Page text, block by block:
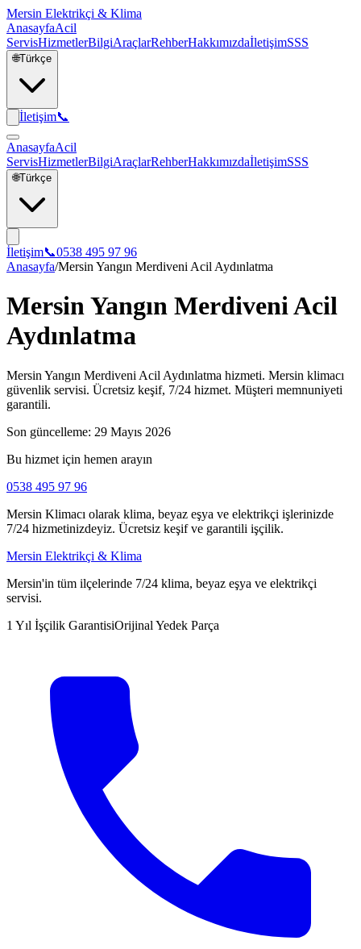
Mersin Elektrikçi & Klima
AnasayfaAcil
ServisHizmetlerBilgiAraçlarRehberHakkımızdaİletişimSSS
🌐Türkçe
İletişim📞
AnasayfaAcil
ServisHizmetlerBilgiAraçlarRehberHakkımızdaİletişimSSS
🌐Türkçe
İletişim📞0538 495 97 96
Anasayfa/Mersin Yangın Merdiveni Acil Aydınlatma
Mersin Yangın Merdiveni Acil
Aydınlatma
Mersin Yangın Merdiveni Acil Aydınlatma hizmeti. Mersin klimacı
güvenlik servisi. Ücretsiz keşif, 7/24 hizmet. Müşteri memnuniyeti
garantili.
Son güncelleme: 29 Mayıs 2026
Bu hizmet için hemen arayın
0538 495 97 96
Mersin Klimacı olarak klima, beyaz eşya ve elektrikçi işlerinizde
7/24 hizmetinizdeyiz. Ücretsiz keşif ve garantili işçilik.
Mersin Elektrikçi & Klima
Mersin'in tüm ilçelerinde 7/24 klima, beyaz eşya ve elektrikçi
servisi.
1 Yıl İşçilik GarantisiOrijinal Yedek Parça